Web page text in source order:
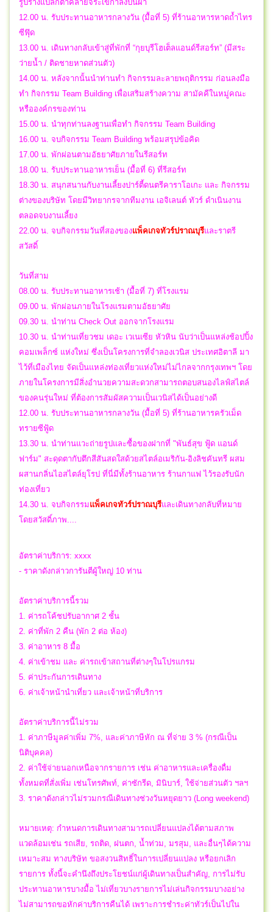
รูปร่างแปลกตาคล้ายจระเข้กำลังปีนผา
12.00 น. รับประทานอาหารกลางวัน (มื้อที่ 5) ที่ร้านอาหารหาดถ้ำไทร
ซีฟุ๊ด
13.00 น. เดินทางกลับเข้าสู่ที่พักที่ “กุยบุรีโฮเต็ลแอนด์รีสอร์ท” (มีสระ
ว่ายน้ำ / ติดชายหาดส่วนตัว)
14.00 น. หลังจากนั้นนำท่านทำ กิจกรรมละลายพฤติกรรม ก่อนลงมือ
ทำ กิจกรรม Team Building เพื่อเสริมสร้างความ สามัคคีในหมู่คณะ
หรือองค์กรของท่าน
15.00 น. นำทุกท่านลงฐานเพื่อทำ กิจกรรม Team Building
16.00 น. จบกิจกรรม Team Building พร้อมสรุปข้อคิด
17.00 น. พักผ่อนตามอัธยาศัยภายในรีสอร์ท
18.00 น. รับประทานอาหารเย็น (มื้อที่ 6) ที่รีสอร์ท
18.30 น. สนุกสนานกับงานเลี้ยงปาร์ตี้ดนตรีคาราโอเกะ และ กิจกรรม
ต่างของบริษัท โดยมีวิทยากรจากทีมงาน เอจิเลนต์ ทัวร์ ดำเนินงาน
ตลอดจบงานเลี้ยง
22.00 น. จบกิจกรรมวันที่สองของแพ็คเกจทัวร์ปราณบุรีและราตรี
สวัสดิ์
วันที่สาม
08.00 น. รับประทานอาหารเช้า (มื้อที่ 7) ที่โรงแรม
09.00 น. พักผ่อนภายในโรงแรมตามอัธยาศัย
09.30 น. นำท่าน Check Out ออกจากโรงแรม
10.30 น. นำท่านเที่ยวชม เดอะ เวเนเซีย หัวหิน นับว่าเป็นแหล่งช้อปปิ้ง
คอมเพล็กซ์ แห่งใหม่ ซึ่งเป็นโครงการที่จำลองเวนิส ประเทศอิตาลี มา
ไว้ที่เมืองไทย จัดเป็นแหล่งท่องเที่ยวแห่งใหม่ไม่ไกลจากกรุงเทพฯ โดย
ภายในโครงการมีสิ่งอำนวยความสะดวกสามารถตอบสนองไลฟ์สไตล์
ของคนรุ่นใหม่ ที่ต้องการสัมผัสความเป็นเวนิสได้เป็นอย่างดี
12.00 น. รับประทานอาหารกลางวัน (มื้อที่ 5) ที่ร้านอาหารครัวเม็ด
ทรายซีฟู้ด
13.30 น. นำท่านแวะถ่ายรูปและซื้อของฝากที่ "พันธ์สุข ฟู้ด แอนด์
ฟาร์ม" สะดุดตากับตึกสีสันสดใสด้วยสไตล์อเมริกัน-อิงลิชคันทรี ผสม
ผสานกลิ่นไอสไตล์ยุโรป ที่นี่มีทั้งร้านอาหาร ร้านกาแฟ ไว้รองรับนัก
ท่องเที่ยว
14.30 น. จบกิจกรรมแพ็คเกจทัวร์ปราณบุรีและเดินทางกลับที่หมาย
โดยสวัสดิ์ภาพ....
อัตราค่าบริการ: xxxx
- ราคาดังกล่าวการันตีผู้ใหญ่ 10 ท่าน
อัตราค่าบริการนี้รวม
1. ค่ารถโค้ชปรับอากาศ 2 ชั้น
2. ค่าที่พัก 2 คืน (พัก 2 ต่อ ห้อง)
3. ค่าอาหาร 8 มื้อ
4. ค่าเข้าชม และ ค่ารถเข้าสถานที่ต่างๆในโปรแกรม
5. ค่าประกันการเดินทาง
6. ค่าเจ้าหน้านำเที่ยว และเจ้าหน้าที่บริการ
อัตราค่าบริการนี้ไม่รวม
1. ค่าภาษีมูลค่าเพิ่ม 7%, และค่าภาษีหัก ณ ที่จ่าย 3 % (กรณีเป็น
นิติบุคคล)
2. ค่าใช้จ่ายนอกเหนือจากรายการ เช่น ค่าอาหารและเครื่องดื่ม
ทั้งหมดที่สั่งเพิ่ม เช่นโทรศัพท์, ค่าซักรีด, มินิบาร์, ใช้จ่ายส่วนตัว ฯลฯ
3. ราคาดังกล่าวไม่รวมกรณีเดินทางช่วงวันหยุดยาว (Long weekend)
หมายเหตุ: กำหนดการเดินทางสามารถเปลี่ยนแปลงได้ตามสภาพ
แวดล้อมเช่น รถเสีย, รถติด, ฝนตก, น้ำท่วม, มรสุม, และอื่นๆได้ความ
เหมาะสม ทางบริษัท ขอสงวนสิทธิ์ในการเปลี่ยนแปลง หรือยกเลิก
รายการ ทั้งนี้จะคำนึงถึงประโยชน์แก่ผู้เดินทางเป็นสำคัญ, การไม่รับ
ประทานอาหารบางมื้อ ไม่เที่ยวบางรายการไม่เล่นกิจกรรมบางอย่าง
ไม่สามารถขอหักค่าบริการคืนได้ เพราะการชำระค่าทัวร์เป็นไปใน